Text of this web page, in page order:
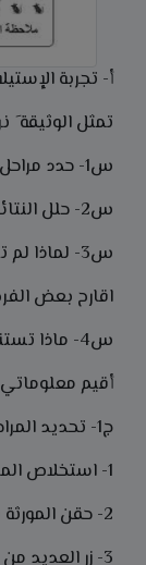
أ- تجربة
تمثل الوثيقة
س1- حدد مراحل عملية الاستيلاد و ذلك على الوثيقة 1
س2- حلل النتائج المحصل عليها
س3- لماذا لم تتغير بعض الفئران ؟
اقارح بعض
س4- ماذا تستنتج حول الطبيعة الكيميائية اامورثة ؟
أقيم
ج1- تحديد المراحل :
1- استخلاص المادة الوراثيىة من المعطي
2- حقن المورثة في البيضة (المستقبل )
3- زر العديد